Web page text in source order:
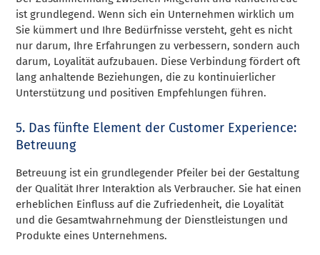
ist grundlegend. Wenn sich ein Unternehmen wirklich um
Sie kümmert und Ihre Bedürfnisse versteht, geht es nicht
nur darum, Ihre Erfahrungen zu verbessern, sondern auch
darum, Loyalität aufzubauen. Diese Verbindung fördert oft
lang anhaltende Beziehungen, die zu kontinuierlicher
Unterstützung und positiven Empfehlungen führen.
5. Das fünfte Element der Customer Experience:
Betreuung
Betreuung ist ein grundlegender Pfeiler bei der Gestaltung
der Qualität Ihrer Interaktion als Verbraucher. Sie hat einen
erheblichen Einfluss auf die Zufriedenheit, die Loyalität
und die Gesamtwahrnehmung der Dienstleistungen und
Produkte eines Unternehmens.